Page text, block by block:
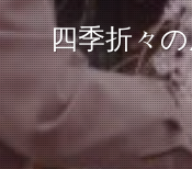
四季折々
季節の風
一緒に作
四季折々